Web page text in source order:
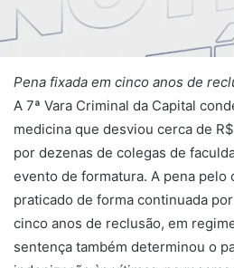
Pena fixada em cinco anos de
A 7ª Vara Criminal da Capital
medicina que desviou cerca de
por dezenas de colegas de
evento de formatura. A pena pelo
praticado de forma continuada
cinco anos de reclusão, em
sentença também determinou o